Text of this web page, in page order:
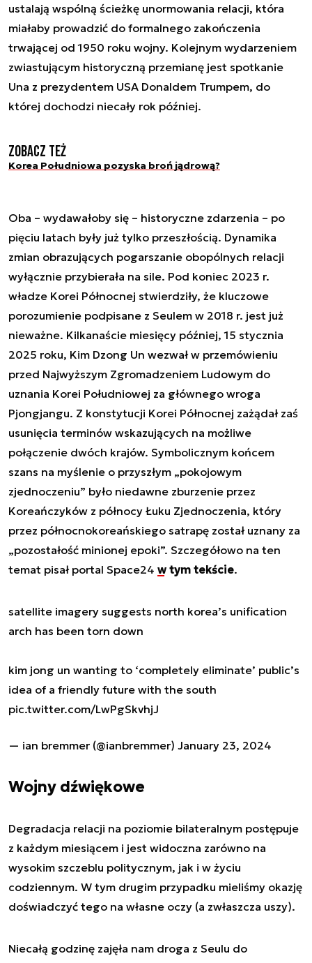
ustalają wspólną ścieżkę unormowania relacji, która
miałaby prowadzić do formalnego zakończenia
trwającej od 1950 roku wojny. Kolejnym wydarzeniem
zwiastującym historyczną przemianę jest spotkanie
Una z prezydentem USA Donaldem Trumpem, do
której dochodzi niecały rok później.
Zobacz też
Korea Południowa pozyska broń jądrową?
Oba – wydawałoby się – historyczne zdarzenia – po
pięciu latach były już tylko przeszłością. Dynamika
zmian obrazujących pogarszanie obopólnych relacji
wyłącznie przybierała na sile. Pod koniec 2023 r.
władze Korei Północnej stwierdziły, że kluczowe
porozumienie podpisane z Seulem w 2018 r. jest już
nieważne. Kilkanaście miesięcy później, 15 stycznia
2025 roku, Kim Dzong Un wezwał w przemówieniu
przed Najwyższym Zgromadzeniem Ludowym do
uznania Korei Południowej za głównego wroga
Pjongjangu. Z konstytucji Korei Północnej zażądał zaś
usunięcia terminów wskazujących na możliwe
połączenie dwóch krajów. Symbolicznym końcem
szans na myślenie o przyszłym „pokojowym
zjednoczeniu” było niedawne zburzenie przez
Koreańczyków z północy Łuku Zjednoczenia, który
przez północnokoreańskiego satrapę został uznany za
„pozostałość minionej epoki”. Szczegółowo na ten
temat pisał portal Space24 w tym tekście.
satellite imagery suggests north korea’s unification
arch has been torn down
kim jong un wanting to ‘completely eliminate’ public’s
idea of a friendly future with the south
pic.twitter.com/LwPgSkvhjJ
— ian bremmer (@ianbremmer) January 23, 2024
Wojny dźwiękowe
Degradacja relacji na poziomie bilateralnym postępuje
z każdym miesiącem i jest widoczna zarówno na
wysokim szczeblu politycznym, jak i w życiu
codziennym. W tym drugim przypadku mieliśmy okazję
doświadczyć tego na własne oczy (a zwłaszcza uszy).
Niecałą godzinę zajęła nam droga z Seulu do